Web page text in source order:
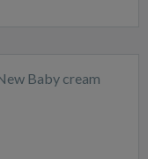
Baby cream